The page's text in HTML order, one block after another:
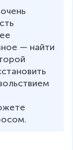
— найти